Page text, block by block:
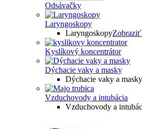
Odsávačky
Laryngoskopy
Laryngoskopy
Kyslíkový koncentrátor
Dýchacie vaky a masky
Dýchacie vaky a masky
Vzduchovody a intubácia
Vzduchovody a